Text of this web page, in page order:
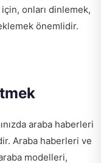
onları dinlemek,
önemlidir.
araba haberleri
Araba haberleri ve
modelleri,